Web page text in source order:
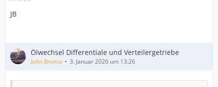
JB
Ölwechsel Differentiale und Verteilergetriebe
John Bronco 3. Januar 2026 um 13:26